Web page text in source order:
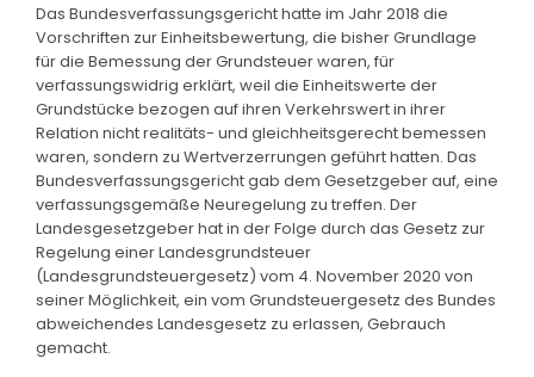
Das Bundesverfassungsgericht hatte im Jahr 2018 die
Vorschriften zur Einheitsbewertung, die bisher Grundlage
für die Bemessung der Grundsteuer waren, für
verfassungswidrig erklärt, weil die Einheitswerte der
Grundstücke bezogen auf ihren Verkehrswert in ihrer
Relation nicht realitäts- und gleichheitsgerecht bemessen
waren, sondern zu Wertverzerrungen geführt hatten. Das
Bundesverfassungsgericht gab dem Gesetzgeber auf, eine
verfassungsgemäße Neuregelung zu treffen. Der
Landesgesetzgeber hat in der Folge durch das Gesetz zur
Regelung einer Landesgrundsteuer
(Landesgrundsteuergesetz) vom 4. November 2020 von
seiner Möglichkeit, ein vom Grundsteuergesetz des Bundes
abweichendes Landesgesetz zu erlassen, Gebrauch
gemacht.